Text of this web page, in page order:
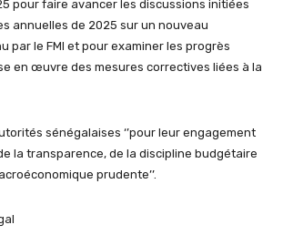
pour faire avancer les discussions initiées
annuelles de 2025 sur un nouveau
par le FMI et pour examiner les progrès
en œuvre des mesures correctives liées à la
sénégalaises ‘’pour leur engagement
la transparence, de la discipline budgétaire
prudente’’.